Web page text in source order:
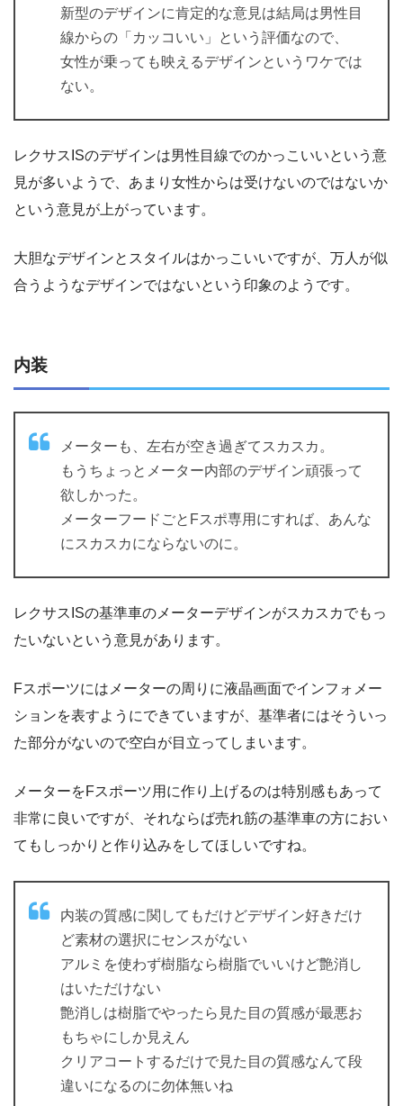
新型のデザインに肯定的な意見は結局は男性目
線からの「カッコいい」という評価なので、
女性が乗っても映えるデザインというワケでは
ない。
レクサスISのデザインは男性目線でのかっこいいという意
見が多いようで、あまり女性からは受けないのではないか
という意見が上がっています。
大胆なデザインとスタイルはかっこいいですが、万人が似
合うようなデザインではないという印象のようです。
内装
メーターも、左右が空き過ぎてスカスカ。
もうちょっとメーター内部のデザイン頑張って
欲しかった。
メーターフードごとFスポ専用にすれば、あんな
にスカスカにならないのに。
レクサスISの基準車のメーターデザインがスカスカでもっ
たいないという意見があります。
Fスポーツにはメーターの周りに液晶画面でインフォメー
ションを表すようにできていますが、基準者にはそういっ
た部分がないので空白が目立ってしまいます。
メーターをFスポーツ用に作り上げるのは特別感もあって
非常に良いですが、それならば売れ筋の基準車の方におい
てもしっかりと作り込みをしてほしいですね。
内装の質感に関してもだけどデザイン好きだけ
ど素材の選択にセンスがない
アルミを使わず樹脂なら樹脂でいいけど艶消し
はいただけない
艶消しは樹脂でやったら見た目の質感が最悪お
もちゃにしか見えん
クリアコートするだけで見た目の質感なんて段
違いになるのに勿体無いね